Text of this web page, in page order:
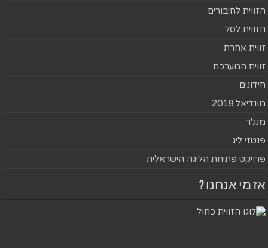
הזווית לחיבורים
הזווית לסל
זווית אחרת
זווית המערכת
חידונים
מונדיאל 2018
מנג'ר
פנטזי ליג
פרויקט פתיחת הליגה הישראלית
אז מי אנחנו ?